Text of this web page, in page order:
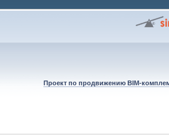
Проект по продвижению BIM-